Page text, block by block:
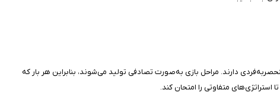
دارند. مراحل بازی به‌صورت تصادفی تولید می‌شوند، بنابراین هر بار که
متفاوتی را امتحان کند.